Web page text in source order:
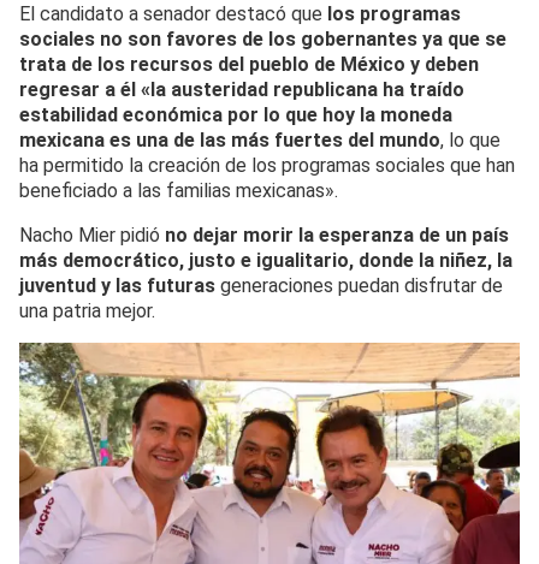
El candidato a senador destacó que los programas
sociales no son favores de los gobernantes ya que se
trata de los recursos del pueblo de México y deben
regresar a él «la austeridad republicana ha traído
estabilidad económica por lo que hoy la moneda
mexicana es una de las más fuertes del mundo, lo que
ha permitido la creación de los programas sociales que han
beneficiado a las familias mexicanas».
Nacho Mier pidió no dejar morir la esperanza de un país
más democrático, justo e igualitario, donde la niñez, la
juventud y las futuras generaciones puedan disfrutar de
una patria mejor.